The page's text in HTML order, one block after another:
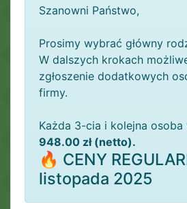
Szanowni Państwo,
Prosimy wybrać główny
W dalszych krokach
zgłoszenie dodatkowych
firmy.
Każda 3-cia i kolejna osoba
948.00 zł (netto).
🔥 CENY
listopada 2025